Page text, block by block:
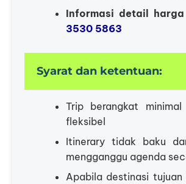
Informasi detail
3530 5863
Syarat dan ketentuan:
Trip berangkat
fleksibel
Itinerary tidak baku
mengganggu agenda
Apabila destinasi tujuan